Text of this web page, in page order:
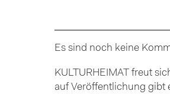
Es sind noch keine
KULTURHEIMAT freut
auf Veröffentlichung gibt